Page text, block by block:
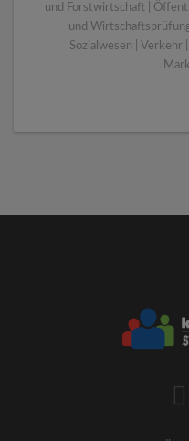
und Forstwirtschaft |
und
Sozialwesen | Verkehr